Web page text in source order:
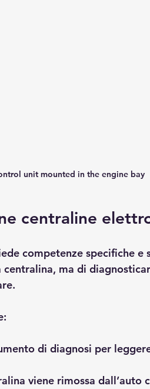
unit mounted in the engine bay
centraline
competenze specifiche e
ma di
di diagnosi per
viene rimossa dall’auto